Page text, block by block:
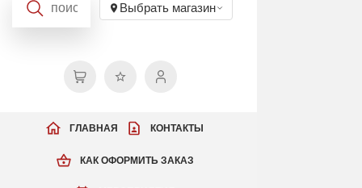
Выбрать магазин
КАК ОФОРМИТЬ ЗАКАЗ
ГЛАВНАЯ КОНТАКТЫ